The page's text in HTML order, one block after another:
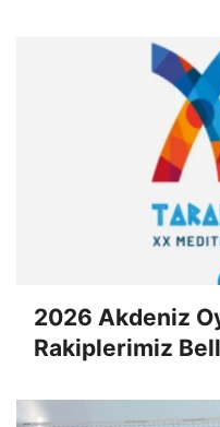
2026 Akdeniz
Rakiplerimiz